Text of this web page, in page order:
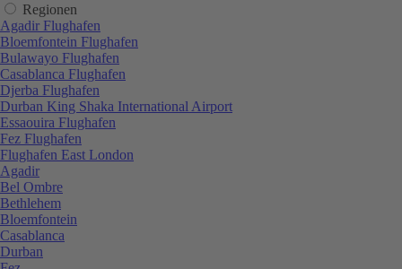
Regionen
Agadir Flughafen
Bloemfontein Flughafen
Bulawayo Flughafen
Casablanca Flughafen
Djerba Flughafen
Durban King Shaka International Airport
Essaouira Flughafen
Fez Flughafen
Flughafen East London
Agadir
Bel Ombre
Bethlehem
Bloemfontein
Casablanca
Durban